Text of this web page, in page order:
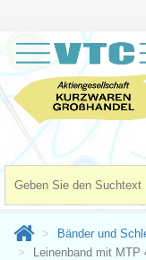
Bänder und
Leinenband mit MTP